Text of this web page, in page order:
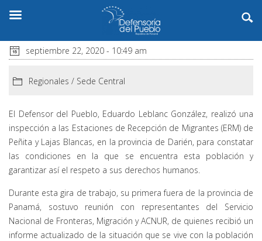
septiembre 22, 2020 - 10:49 am
Regionales / Sede Central
El Defensor del Pueblo, Eduardo Leblanc González, realizó una
inspección a las Estaciones de Recepción de Migrantes (ERM) de
Peñita y Lajas Blancas, en la provincia de Darién, para constatar
las condiciones en la que se encuentra esta población y
garantizar así el respeto a sus derechos humanos.
Durante esta gira de trabajo, su primera fuera de la provincia de
Panamá, sostuvo reunión con representantes del Servicio
Nacional de Fronteras, Migración y ACNUR, de quienes recibió un
informe actualizado de la situación que se vive con la población